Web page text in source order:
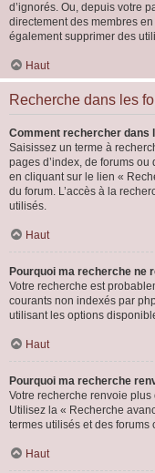
d’ignorés. Ou, depuis votre
directement des membres
également supprimer des
Haut
Recherche dans les
Comment rechercher dans
Saisissez un terme à
pages d’index, de forums
en cliquant sur le lien «
du forum. L’accès à la
utilisés.
Haut
Pourquoi ma recherche ne
Votre recherche est
courants non indexés par
utilisant les options
Haut
Pourquoi ma recherche
Votre recherche renvoie
Utilisez la « Recherche
termes utilisés et des
Haut